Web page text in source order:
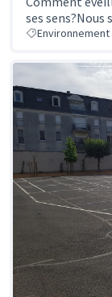
ses sens?Nous